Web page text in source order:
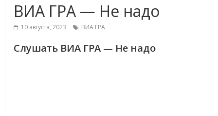
ВИА ГРА — Не надо
10 августа, 2023 ВИА ГРА
Слушать ВИА ГРА — Не надо